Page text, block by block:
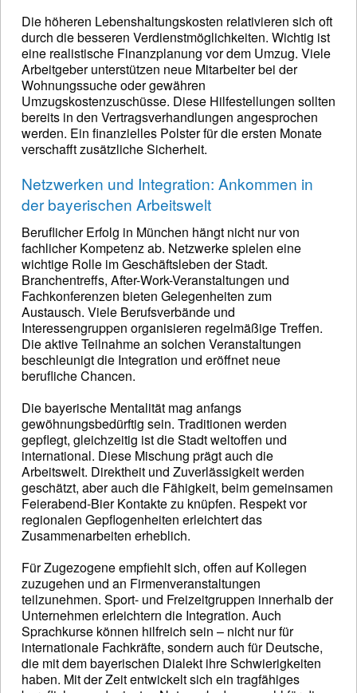
Die höheren Lebenshaltungskosten relativieren sich oft
durch die besseren Verdienstmöglichkeiten. Wichtig ist
eine realistische Finanzplanung vor dem Umzug. Viele
Arbeitgeber unterstützen neue Mitarbeiter bei der
Wohnungssuche oder gewähren
Umzugskostenzuschüsse. Diese Hilfestellungen sollten
bereits in den Vertragsverhandlungen angesprochen
werden. Ein finanzielles Polster für die ersten Monate
verschafft zusätzliche Sicherheit.
Netzwerken und Integration: Ankommen in
der bayerischen Arbeitswelt
Beruflicher Erfolg in München hängt nicht nur von
fachlicher Kompetenz ab. Netzwerke spielen eine
wichtige Rolle im Geschäftsleben der Stadt.
Branchentreffs, After-Work-Veranstaltungen und
Fachkonferenzen bieten Gelegenheiten zum
Austausch. Viele Berufsverbände und
Interessengruppen organisieren regelmäßige Treffen.
Die aktive Teilnahme an solchen Veranstaltungen
beschleunigt die Integration und eröffnet neue
berufliche Chancen.
Die bayerische Mentalität mag anfangs
gewöhnungsbedürftig sein. Traditionen werden
gepflegt, gleichzeitig ist die Stadt weltoffen und
international. Diese Mischung prägt auch die
Arbeitswelt. Direktheit und Zuverlässigkeit werden
geschätzt, aber auch die Fähigkeit, beim gemeinsamen
Feierabend-Bier Kontakte zu knüpfen. Respekt vor
regionalen Gepflogenheiten erleichtert das
Zusammenarbeiten erheblich.
Für Zugezogene empfiehlt sich, offen auf Kollegen
zuzugehen und an Firmenveranstaltungen
teilzunehmen. Sport- und Freizeitgruppen innerhalb der
Unternehmen erleichtern die Integration. Auch
Sprachkurse können hilfreich sein – nicht nur für
internationale Fachkräfte, sondern auch für Deutsche,
die mit dem bayerischen Dialekt ihre Schwierigkeiten
haben. Mit der Zeit entwickelt sich ein tragfähiges